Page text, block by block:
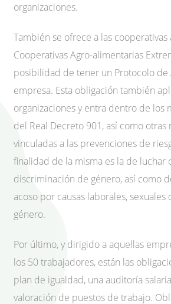
organizaciones.
También se ofrece a las cooperativas
Cooperativas Agro-alimentarias
posibilidad de tener un Protocolo de
empresa. Esta obligación también
organizaciones y entra dentro de los
del Real Decreto 901, así como otras
vinculadas a las prevenciones de
finalidad de la misma es la de luchar
discriminación de género, así como
acoso por causas laborales, sexuales
género.
Por último, y dirigido a aquellas
los 50 trabajadores, están las
plan de igualdad, una auditoría
valoración de puestos de trabajo.